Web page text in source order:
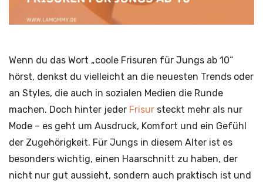
Wenn du das Wort „coole Frisuren für Jungs ab 10“
hörst, denkst du vielleicht an die neuesten Trends oder
an Styles, die auch in sozialen Medien die Runde
machen. Doch hinter jeder Frisur steckt mehr als nur
Mode – es geht um Ausdruck, Komfort und ein Gefühl
der Zugehörigkeit. Für Jungs in diesem Alter ist es
besonders wichtig, einen Haarschnitt zu haben, der
nicht nur gut aussieht, sondern auch praktisch ist und